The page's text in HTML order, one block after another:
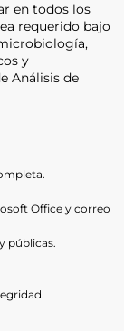
en todos los
requerido bajo
y
Análisis de
Office y correo
públicas.